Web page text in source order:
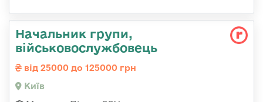
Начальник групи,
військовослужбовець
від 25000 до 125000 грн
Київ